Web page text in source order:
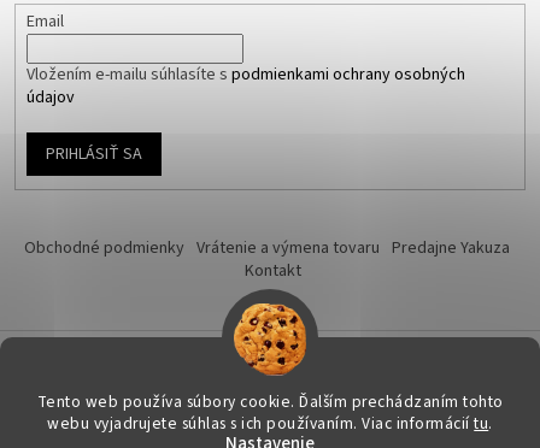
Tento web používa súbory cookie. Ďalším prechádzaním tohto
webu vyjadrujete súhlas s ich používaním. Viac informáciítu.
Email
Vložením e-mailu súhlasíte s podmienkami ochrany osobných
údajov
PRIHLÁSIŤ SA
Obchodné podmienky Vrátenie a výmena tovaru Predajne Yakuza
Kontakt
Vytvoril Shoptet